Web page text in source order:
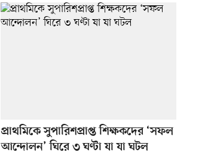
প্রাথমিকে সুপারিশপ্রাপ্ত শিক্ষকদের ‘সফল
আন্দোলন’ ঘিরে ৩ ঘণ্টা যা যা ঘটল